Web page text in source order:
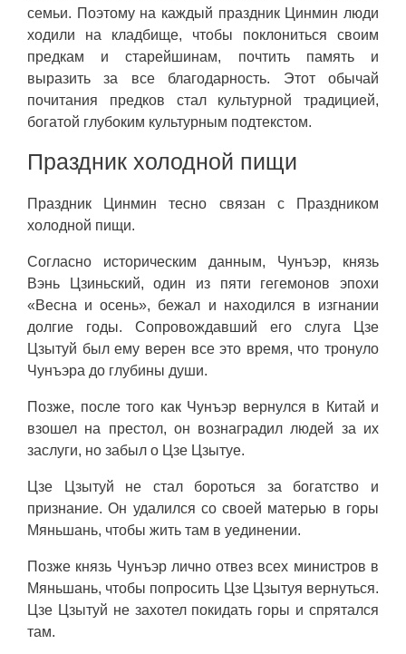
семьи. Поэтому на каждый праздник Цинмин люди
ходили на кладбище, чтобы поклониться своим
предкам и старейшинам, почтить память и
выразить за все благодарность. Этот обычай
почитания предков стал культурной традицией,
богатой глубоким культурным подтекстом.
Праздник холодной пищи
Праздник Цинмин тесно связан с Праздником
холодной пищи.
Согласно историческим данным, Чунъэр, князь
Вэнь Цзиньский, один из пяти гегемонов эпохи
«Весна и осень», бежал и находился в изгнании
долгие годы. Сопровождавший его слуга Цзе
Цзытуй был ему верен все это время, что тронуло
Чунъэра до глубины души.
Позже, после того как Чунъэр вернулся в Китай и
взошел на престол, он вознаградил людей за их
заслуги, но забыл о Цзе Цзытуе.
Цзе Цзытуй не стал бороться за богатство и
признание. Он удалился со своей матерью в горы
Мяньшань, чтобы жить там в уединении.
Позже князь Чунъэр лично отвез всех министров в
Мяньшань, чтобы попросить Цзе Цзытуя вернуться.
Цзе Цзытуй не захотел покидать горы и спрятался
там.